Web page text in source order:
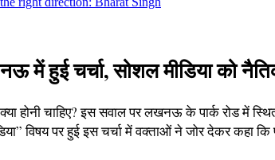
में हुई चर्चा, सोशल मीडिया को
चाहिए? इस सवाल पर लखनऊ के पार्क रोड में
विषय पर हुई इस चर्चा में वक्ताओं ने जोर देकर कहा